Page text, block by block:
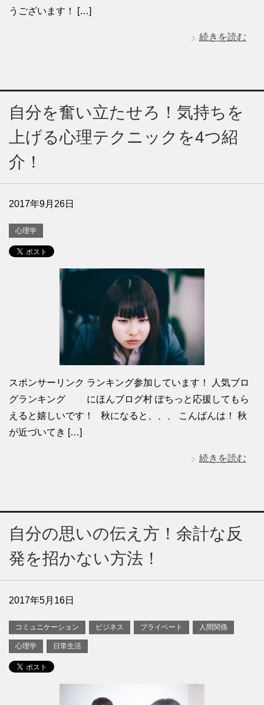
うございます！ […]
続きを読む
自分を奮い立たせろ！気持ちを
上げる心理テクニックを4つ紹
介！
2017年9月26日
心理学
スポンサーリンク ランキング参加しています！ 人気ブロ
グランキング にほんブログ村 ぽちっと応援してもら
えると嬉しいです！ 秋になると、、、 こんばんは！ 秋
が近づいてき […]
続きを読む
自分の思いの伝え方！余計な反
発を招かない方法！
2017年5月16日
コミュニケーション ビジネス プライベート 人間関係
心理学 日常生活